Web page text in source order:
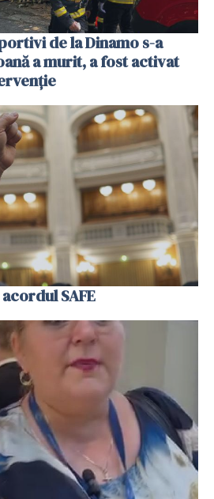
de la Dinamo s-a
a murit, a fost activat
SAFE